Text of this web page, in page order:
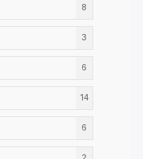
8
3
6
14
6